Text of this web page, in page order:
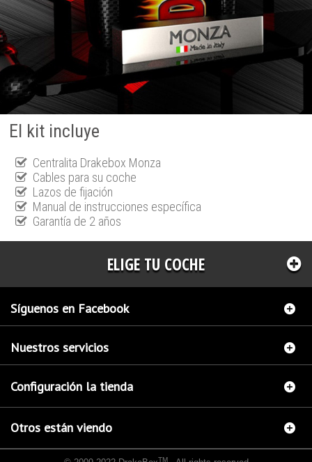
El kit incluye
Centralita Drakebox Monza
Cables para su coche
Lazos de fijación
Manual de instrucciones específica
Garantía de 2 años
ELIGE TU COCHE
Síguenos en Facebook
Nuestros servicios
Configuración la tienda
Otros están viendo
TM